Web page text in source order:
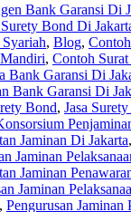
Bank Garansi Di
Bond Di
, Blog,
, Contoh
Bank Garansi Di
Bank Garansi Di
Bond, Jasa
Jaminan Di Jakarta,
Jaminan
Jaminan
Jaminan
, Pengurusan Jaminan